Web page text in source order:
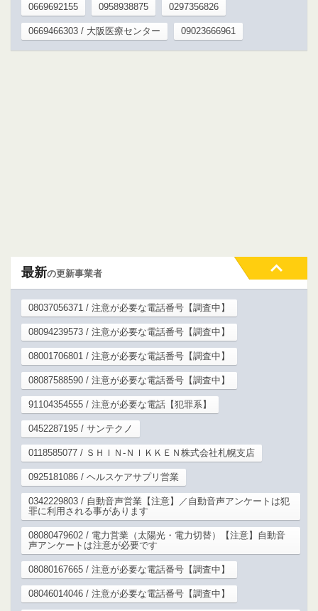
0669692155 0958938875 0297356826
0669466303 / 大阪医療センター 09023666961
最新の更新事業者
08037056371 / 注意が必要な電話番号【調査中】
08094239573 / 注意が必要な電話番号【調査中】
08001706801 / 注意が必要な電話番号【調査中】
08087588590 / 注意が必要な電話番号【調査中】
91104354555 / 注意が必要な電話【犯罪系】
0452287195 / サンテクノ
0118585077 / ＳＨＩＮ‐ＮＩＫＫＥＮ株式会社札幌支店
0925181086 / ヘルスケアサプリ営業
0342229803 / 自動音声営業【注意】／自動音声アンケートは犯
罪に利用される事があります
08080479602 / 電力営業（太陽光・電力切替）【注意】自動音
声アンケートは注意が必要です
08080167665 / 注意が必要な電話番号【調査中】
08046014046 / 注意が必要な電話番号【調査中】